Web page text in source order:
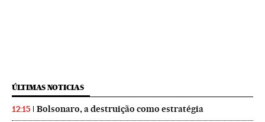
ÚLTIMAS NOTICIAS
12:15 Bolsonaro, a destruição como estratégia